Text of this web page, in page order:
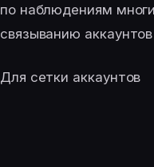
по наблюдениям
связыванию
Для сетки аккаунтов